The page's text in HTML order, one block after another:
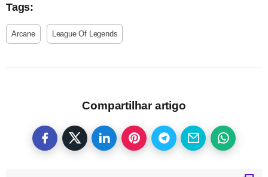
Tags:
Arcane League Of Legends
Compartilhar artigo